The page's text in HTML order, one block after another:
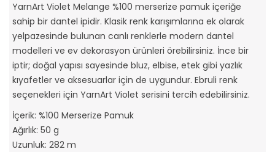
YarnArt Violet Melange %100 merserize pamuk içeriğe
sahip bir dantel ipidir. Klasik renk karışımlarına ek olarak
yelpazesinde bulunan canlı renklerle modern dantel
modelleri ve ev dekorasyon ürünleri örebilirsiniz. İnce bir
iptir; doğal yapısı sayesinde bluz, elbise, etek gibi yazlık
kıyafetler ve aksesuarlar için de uygundur. Ebruli renk
seçenekleri için YarnArt Violet serisini tercih edebilirsiniz.
İçerik: %100 Merserize Pamuk
Ağırlık: 50 g
Uzunluk: 282 m